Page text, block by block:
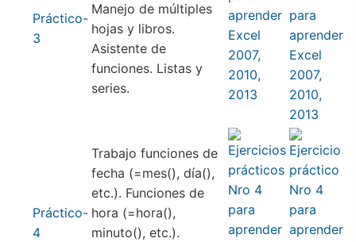
Práctico-
3
Manejo de múltiples
hojas y libros.
Asistente de
funciones. Listas y
series.
Práctico-
4
Trabajo funciones de
fecha (=mes(), día(),
etc.). Funciones de
hora (=hora(),
minuto(), etc.).